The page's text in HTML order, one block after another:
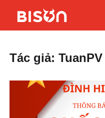
Tác giả: TuanPV